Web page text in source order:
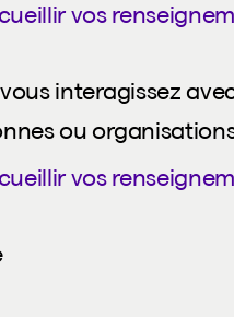
vos
interagissez
ou
vos